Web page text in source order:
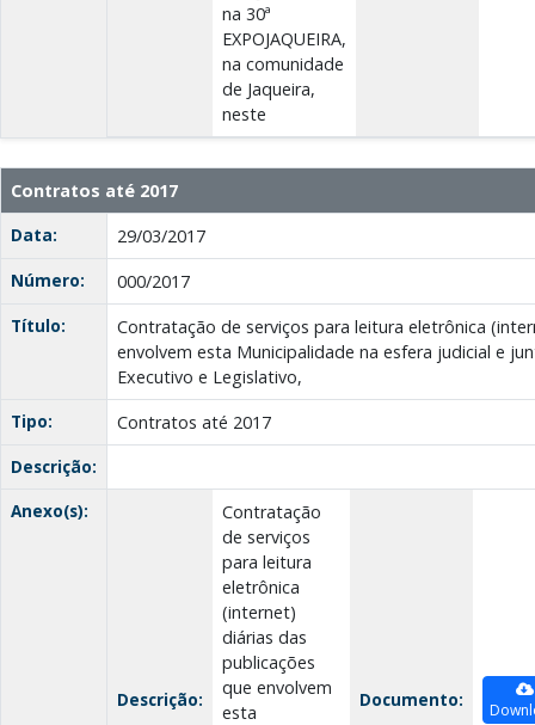
na 30ª
EXPOJAQUEIRA,
na comunidade
de Jaqueira,
neste
Contratos até 2017
Data:
29/03/2017
Número:
000/2017
Título:
Contratação de serviços para leitura eletrônica
envolvem esta Municipalidade na esfera judicial e
Executivo e Legislativo,
Tipo:
Contratos até 2017
Descrição:
Anexo(s):
Descrição:
Contratação
de serviços
para leitura
eletrônica
(internet)
diárias das
publicações
que envolvem
esta
Documento: